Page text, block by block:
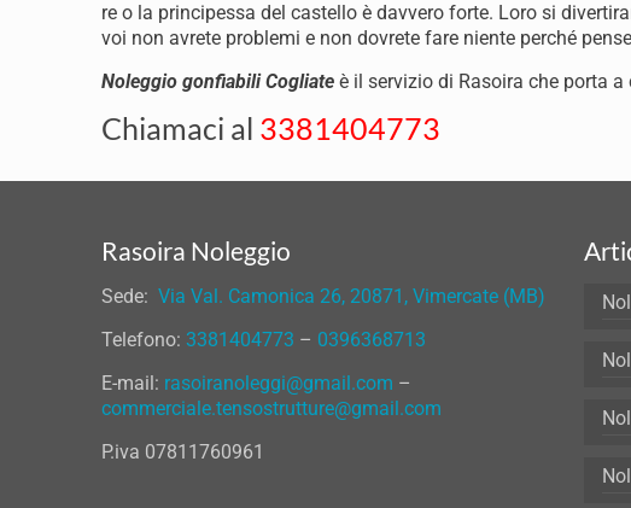
re o la principessa del castello è davvero forte. Loro si
voi non avrete problemi e non dovrete fare niente perché
Noleggio gonfiabili Cogliate è il servizio di Rasoira che porta
Chiamaci al 3381404773
Rasoira Noleggio
Sede: Via Val. Camonica 26, 20871, Vimercate (MB)
Telefono: 3381404773 – 0396368713
E-mail: rasoiranoleggi@gmail.com –
commerciale.tensostrutture@gmail.com
P.iva 07811760961